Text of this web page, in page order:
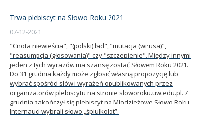
Trwa plebiscyt na Słowo Roku 2021
07-12-2021
"Cnota niewieścia", "(polski) ład", "mutacja (wirusa)",
"reasumpcja (głosowania)" czy "szczepienie". Między innymi
jeden z tych wyrazów ma szansę zostać Słowem Roku 2021.
Do 31 grudnia każdy może zgłosić własną propozycję lub
wybrać spośród słów i wyrażeń opublikowanych przez
organizatorów plebiscytu na stronie sloworoku.uw.edu.pl. 7
grudnia zakończył się plebiscyt na Młodzieżowe Słowo Roku.
Internauci wybrali słowo „śpiulkolot”.